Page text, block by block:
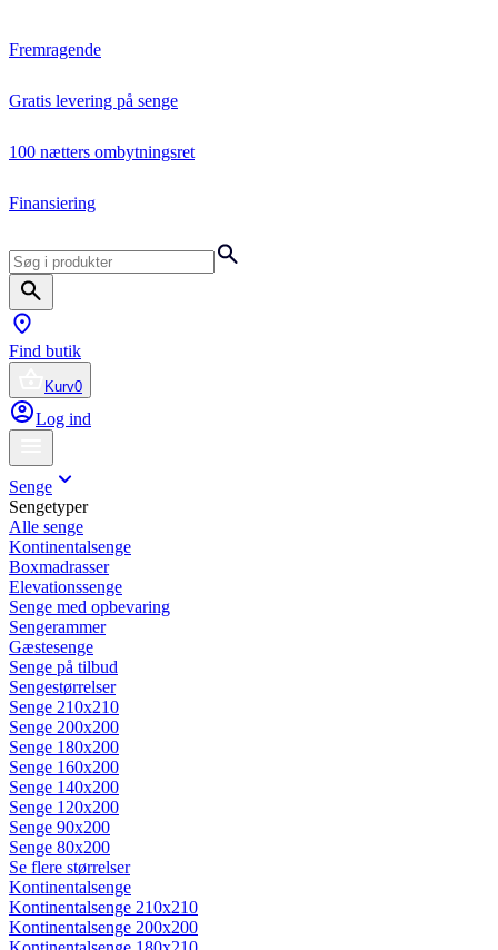
Fremragende
Gratis levering på senge
100 nætters ombytningsret
Finansiering
Find butik
Kurv0
Log ind
Senge
Sengetyper
Alle senge
Kontinentalsenge
Boxmadrasser
Elevationssenge
Senge med opbevaring
Sengerammer
Gæstesenge
Senge på tilbud
Sengestørrelser
Senge 210x210
Senge 200x200
Senge 180x200
Senge 160x200
Senge 140x200
Senge 120x200
Senge 90x200
Senge 80x200
Se flere størrelser
Kontinentalsenge
Kontinentalsenge 210x210
Kontinentalsenge 200x200